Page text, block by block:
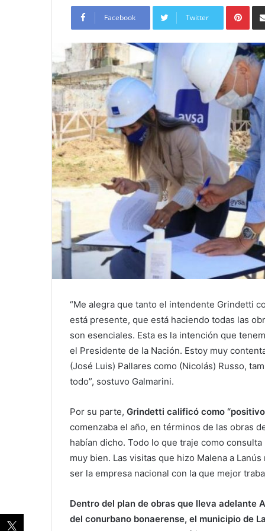
Facebook Twitter
“Me alegra que tanto el intendente Grindetti
está presente, que está haciendo todas las
son esenciales. Esta es la intención que
el Presidente de la Nación. Estoy muy
(José Luis) Pallares como (Nicolás) Russo,
todo”, sostuvo Galmarini.
Por su parte, Grindetti calificó como
comenzaba el año, en términos de las obras
habían dicho. Todo lo que traje como
muy bien. Las visitas que hizo Malena a
ser la empresa nacional con la que mejor
Dentro del plan de obras que lleva adelante
del conurbano bonaerense, el municipio de